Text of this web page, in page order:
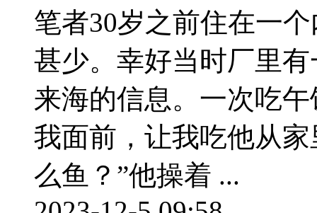
笔者30岁之前住在一
甚少。幸好当时厂里
来海的信息。一次吃
我面前，让我吃他从
么鱼？”他操着 ...